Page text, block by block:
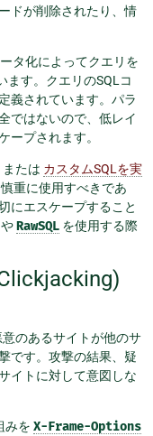
ドが削除されたり、情
タ化によってクエリを
ます。クエリのSQLコ
義されています。パラ
ではないので、低レイ
ープされます。
または カスタムSQLを実
重に使用すべきであ
にエスケープすること
やRawSQL を使用する際
のあるサイトが他のサ
です。攻撃の結果、疑
イトに対して意図しな
みを X-Frame-Options